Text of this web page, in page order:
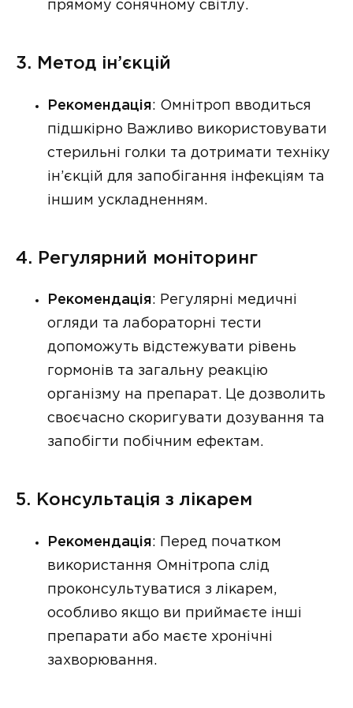
прямому сонячному світлу.
3. Метод ін’єкцій
Рекомендація: Омнітроп вводиться
підшкірно Важливо використовувати
стерильні голки та дотримати техніку
ін’єкцій для запобігання інфекціям та
іншим ускладненням.
4. Регулярний моніторинг
Рекомендація: Регулярні медичні
огляди та лабораторні тести
допоможуть відстежувати рівень
гормонів та загальну реакцію
організму на препарат. Це дозволить
своєчасно скоригувати дозування та
запобігти побічним ефектам.
5. Консультація з лікарем
Рекомендація: Перед початком
використання Омнітропа слід
проконсультуватися з лікарем,
особливо якщо ви приймаєте інші
препарати або маєте хронічні
захворювання.